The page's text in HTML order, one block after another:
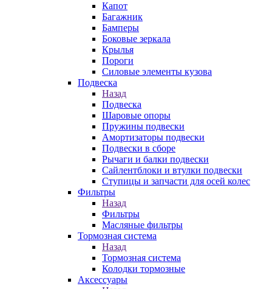
Капот
Багажник
Бамперы
Боковые зеркала
Крылья
Пороги
Силовые элементы кузова
Подвеска
Назад
Подвеска
Шаровые опоры
Пружины подвески
Амортизаторы подвески
Подвески в сборе
Рычаги и балки подвески
Сайлентблоки и втулки подвески
Ступицы и запчасти для осей колес
Фильтры
Назад
Фильтры
Масляные фильтры
Тормозная система
Назад
Тормозная система
Колодки тормозные
Аксессуары